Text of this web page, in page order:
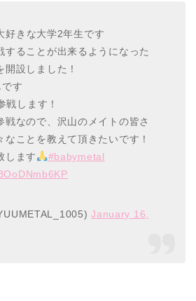
好きな大学2年生です
することが出来るようになった
設しました！
す
戦します！
戦なので、沢山のメイトの皆さ
なことを教えて頂きたいです！
します
#babymetal
January 16,